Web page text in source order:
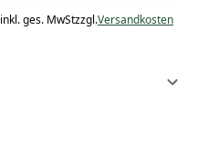
inkl. ges. MwStzzgl.Versandkosten